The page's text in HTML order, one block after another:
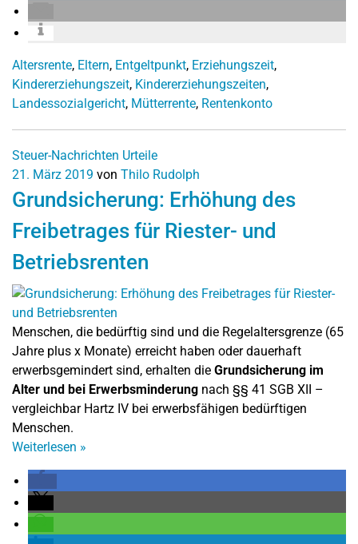
Altersrente, Eltern, Entgeltpunkt, Erziehungszeit,
Kindererziehungszeit, Kindererziehungszeiten,
Landessozialgericht, Mütterrente, Rentenkonto
Steuer-Nachrichten Urteile
21. März 2019 von Thilo Rudolph
Grundsicherung: Erhöhung des
Freibetrages für Riester- und
Betriebsrenten
Menschen, die bedürftig sind und die Regelaltersgrenze (65
Jahre plus x Monate) erreicht haben oder dauerhaft
erwerbsgemindert sind, erhalten die Grundsicherung im
Alter und bei Erwerbsminderung nach §§ 41 SGB XII –
vergleichbar Hartz IV bei erwerbsfähigen bedürftigen
Menschen.
Weiterlesen »